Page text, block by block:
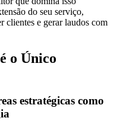
do seu serviço,
clientes e gerar laudos com
o Único
estratégicas como